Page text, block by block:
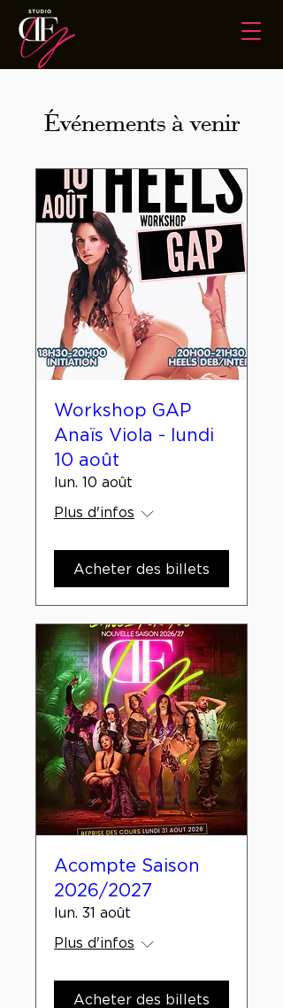
Événements à venir
Workshop GAP
Anaïs Viola - lundi
10 août
lun. 10 août
Plus d'infos
Acheter des billets
Acompte Saison
2026/2027
lun. 31 août
Plus d'infos
Acheter des billets